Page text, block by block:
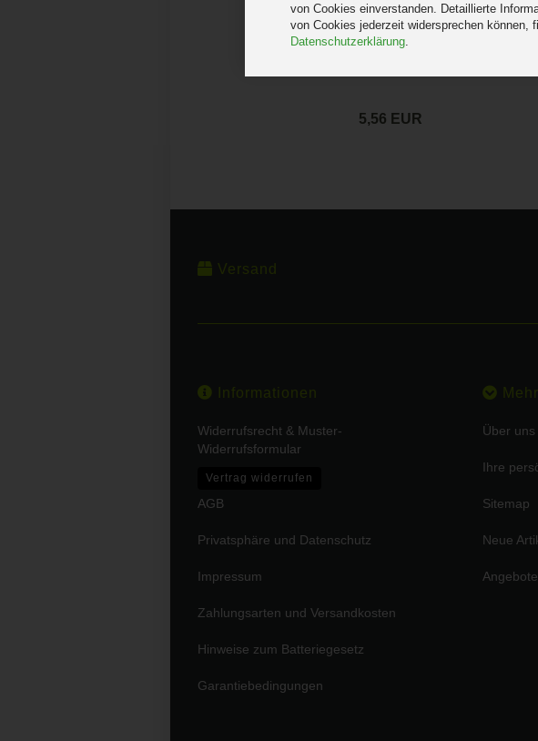
von Cookies einverstanden. Detaillierte
von Cookies jederzeit widersprechen können,
Datenschutzerklärung.
5,56 EUR
Versand
Informationen
Widerrufsrecht & Muster-
Widerrufsformular
Vertrag widerrufen
AGB
Privatsphäre und Datenschutz
Impressum
Zahlungsarten und Versandkosten
Hinweise zum Batteriegesetz
Garantiebedingungen
Über uns
Ihre
Sitemap
Neue